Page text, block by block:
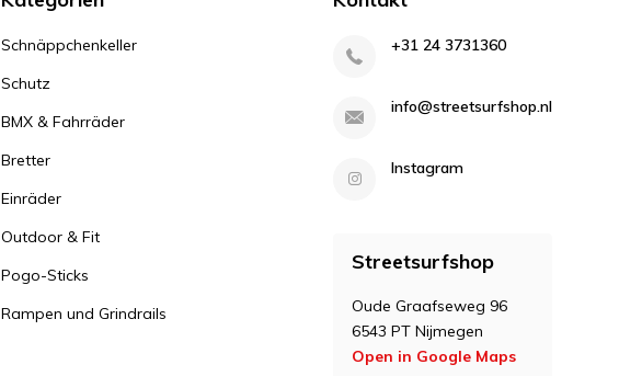
Schnäppchenkeller
Schutz
BMX & Fahrräder
Bretter
Einräder
Outdoor & Fit
Pogo-Sticks
Rampen und Grindrails
+31 24 3731360
info@streetsurfshop.nl
Instagram
Streetsurfshop
Oude Graafseweg 96
6543 PT Nijmegen
Open in Google Maps